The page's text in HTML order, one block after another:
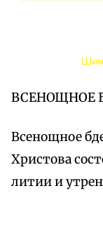
ВСЕНОЩНОЕ
Всенощное
Христова
литии и